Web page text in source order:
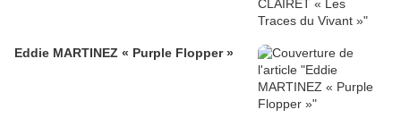
Eddie MARTINEZ « Purple Flopper »